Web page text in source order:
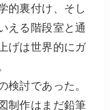
的裏付け、そし
える階段室と通
げは世界的にガ
検討であった。
制作はまだ鉛筆